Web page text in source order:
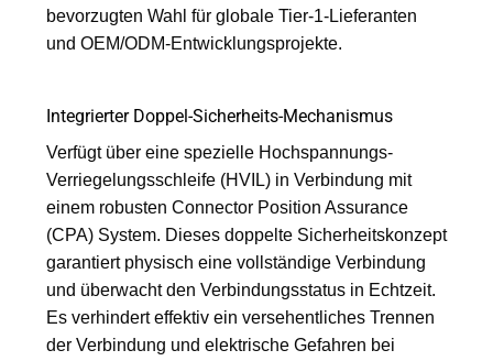
bevorzugten Wahl für globale Tier-1-Lieferanten
und OEM/ODM-Entwicklungsprojekte.
Integrierter Doppel-Sicherheits-Mechanismus
Verfügt über eine spezielle Hochspannungs-
Verriegelungsschleife (HVIL) in Verbindung mit
einem robusten Connector Position Assurance
(CPA) System. Dieses doppelte Sicherheitskonzept
garantiert physisch eine vollständige Verbindung
und überwacht den Verbindungsstatus in Echtzeit.
Es verhindert effektiv ein versehentliches Trennen
der Verbindung und elektrische Gefahren bei